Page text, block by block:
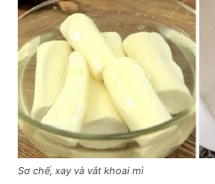
Sơ chế, xay và vắt khoai mì